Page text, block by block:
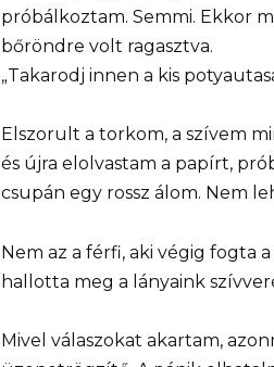
próbálkoztam. Semmi. Ekkor
bőröndre volt ragasztva.
„Takarodj innen a kis
Elszorult a torkom, a szívem
és újra elolvastam a papírt,
csupán egy rossz álom. Nem
Nem az a férfi, aki végig fogta
hallotta meg a lányaink
Mivel válaszokat akartam,